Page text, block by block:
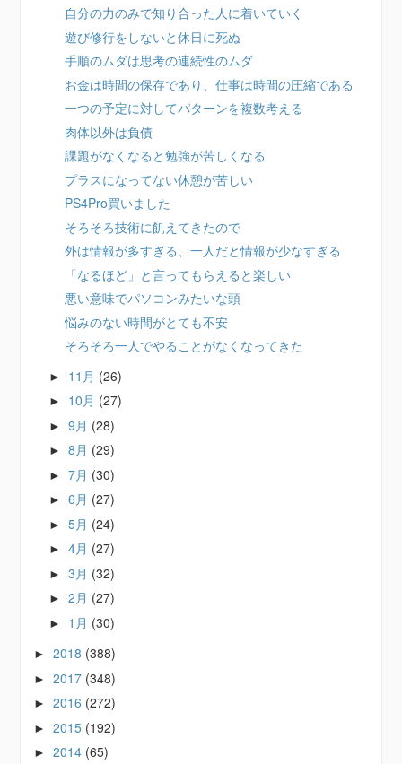
自分の力のみで知り合った人に着いていく
遊び修行をしないと休日に死ぬ
手順のムダは思考の連続性のムダ
お金は時間の保存であり、仕事は時間の圧縮である
一つの予定に対してパターンを複数考える
肉体以外は負債
課題がなくなると勉強が苦しくなる
プラスになってない休憩が苦しい
PS4Pro買いました
そろそろ技術に飢えてきたので
外は情報が多すぎる、一人だと情報が少なすぎる
「なるほど」と言ってもらえると楽しい
悪い意味でパソコンみたいな頭
悩みのない時間がとても不安
そろそろ一人でやることがなくなってきた
► 11月 (26)
► 10月 (27)
►9月 (28)
►8月 (29)
►7月 (30)
►6月 (27)
►5月 (24)
►4月 (27)
►3月 (32)
►2月 (27)
► 1月 (30)
►2018 (388)
►2017 (348)
►2016 (272)
►2015 (192)
►2014 (65)